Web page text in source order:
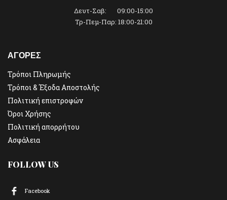
Δευτ-Σαβ: 09:00-15:00
Τρ-Πεμ-Παρ: 18:00-21:00
ΑΓΟΡΕΣ
Τρόποι Πληρωμής
Τρόποι & Έξοδα Αποστολής
Πολιτική επιστροφών
Όροι Χρήσης
Πολιτική απορρήτου
Ασφάλεια
FOLLOW US
Facebook